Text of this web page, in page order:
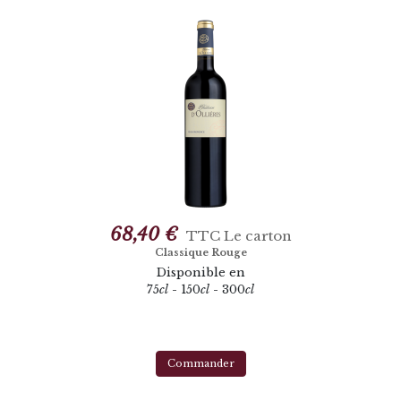
68,40 € TTCLe carton
Classique Rouge
Disponible en
75cl - 150cl - 300cl
Commander